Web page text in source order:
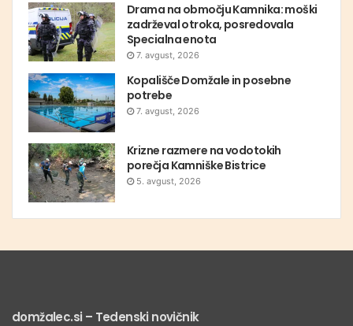
Drama na območju Kamnika: moški
zadrževal otroka, posredovala
Specialna enota
7. avgust, 2026
Kopališče Domžale in posebne
potrebe
7. avgust, 2026
Krizne razmere na vodotokih
porečja Kamniške Bistrice
5. avgust, 2026
domžalec.si – Tedenski novičnik